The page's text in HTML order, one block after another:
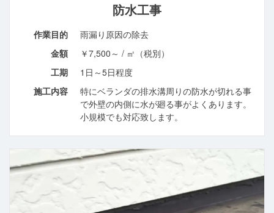
防水工事
作業目的
雨漏り原因の除去
金額
￥7,500～ / ㎡（税別）
工期
1日～5日程度
施工内容
特にベランダの排水溝周りの防水が切れる事
で外壁の内側に水が廻る事がよくあります。
小規模でも対応致します。